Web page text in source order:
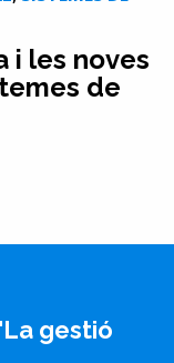
i les noves
de
gestió